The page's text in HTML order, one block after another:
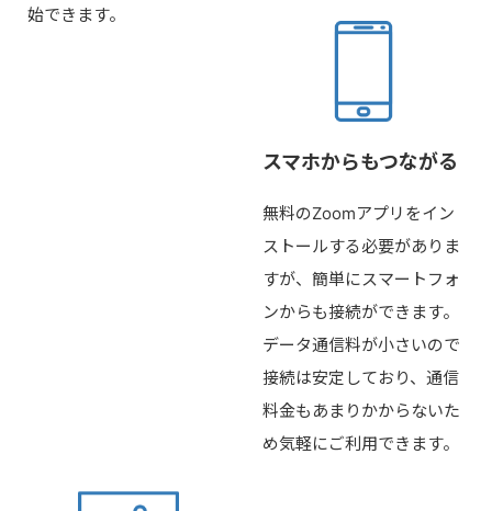
始できます。
スマホからもつながる
無料のZoomアプリをイン
ストールする必要がありま
すが、簡単にスマートフォ
ンからも接続ができます。
データ通信料が小さいので
接続は安定しており、通信
料金もあまりかからないた
め気軽にご利用できます。